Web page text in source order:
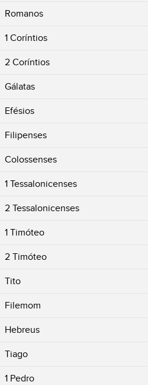
Romanos
1 Coríntios
2 Coríntios
Gálatas
Efésios
Filipenses
Colossenses
1 Tessalonicenses
2 Tessalonicenses
1 Timóteo
2 Timóteo
Tito
Filemom
Hebreus
Tiago
1 Pedro